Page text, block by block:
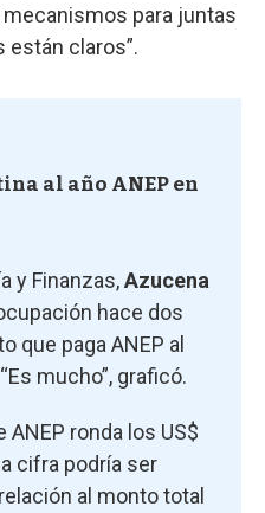
mecanismos para juntas
claros”.
al año ANEP en
y Finanzas,Azucena
hace dos
que paga ANEP al
mucho”, graficó.
ronda los US$
cifra podría ser
al monto total